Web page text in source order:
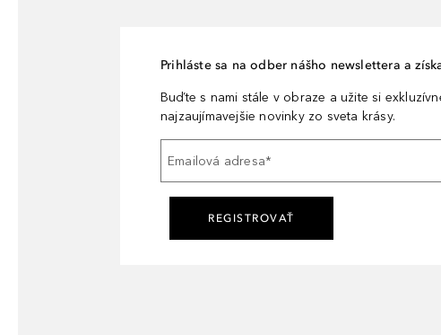
Prihláste sa na odber nášho newslettera a
Buďte s nami stále v obraze a užite si
najzaujímavejšie novinky zo sveta krásy.
Emailová adresa*
REGISTROVAŤ